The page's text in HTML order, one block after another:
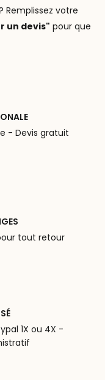
Remplissez votre
un devis" pour que
- Devis gratuit
tout retour
1X ou 4X -